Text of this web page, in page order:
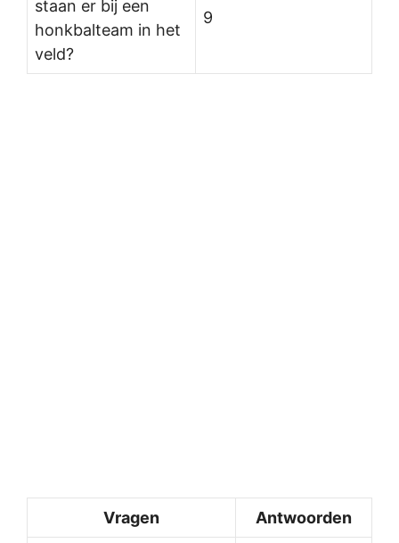
staan er bij een
honkbalteam in het
veld?
9
Vragen Antwoorden